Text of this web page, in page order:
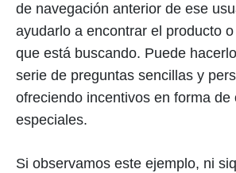
de navegación anterior de ese
ayudarlo a encontrar el producto
que está buscando. Puede
serie de preguntas sencillas y
ofreciendo incentivos en forma de
especiales.
Si observamos este ejemplo, ni